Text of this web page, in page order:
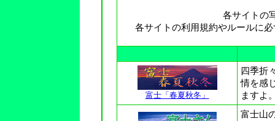
各サイトの
各サイトの利用規約やルールに
富士「春夏秋冬」
四季折
情を感
ますよ
富士山